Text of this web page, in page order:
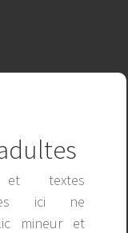
textes
ici ne
mineur et